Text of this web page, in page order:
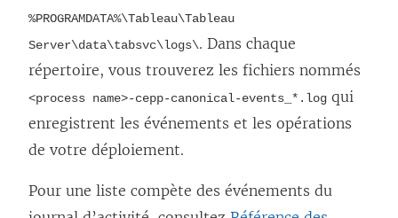
%PROGRAMDATA%\Tableau\Tableau
Server\data\tabsvc\logs\. Dans chaque
répertoire, vous trouverez les fichiers nommés
<process name>-cepp-canonical-events_*.log qui
enregistrent les événements et les opérations
de votre déploiement.
Pour une liste compète des événements du